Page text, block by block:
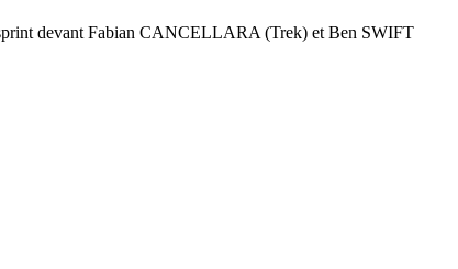
devant Fabian CANCELLARA (Trek) et Ben SWIFT